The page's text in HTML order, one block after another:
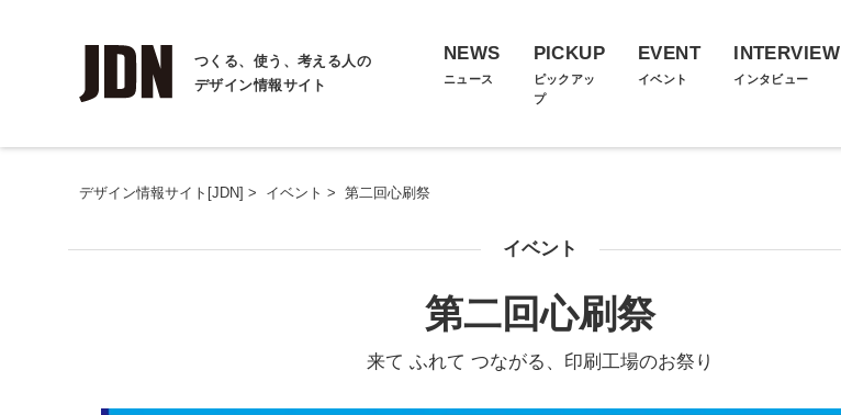
つくる、使う、考える人の
デザイン情報サイト
NEWS
ニュース
PICKUP
ピックアッ
プ
EVENT
イベント
INTERVIEW
インタビュー
デザイン情報サイト[JDN] > イベント > 第二回心刷祭
イベント
第二回心刷祭
来て ふれて つながる、印刷工場のお祭り